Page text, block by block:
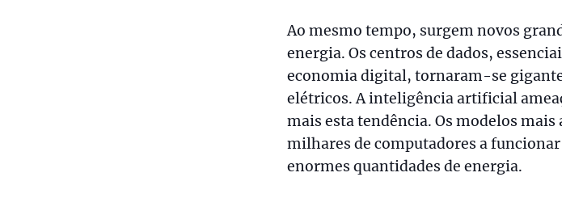
Ao mesmo tempo, surgem novos
energia. Os centros de dados,
economia digital, tornaram-se
elétricos. A inteligência artificial
mais esta tendência. Os modelos mais
milhares de computadores a
enormes quantidades de energia.